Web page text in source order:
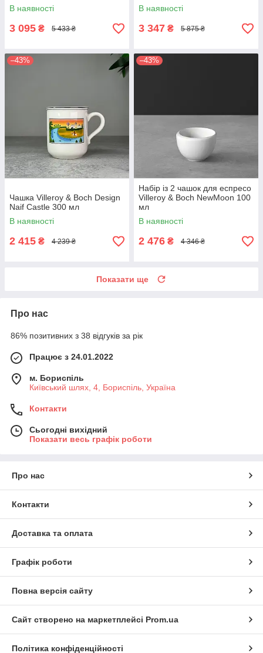
В наявності
3 095 ₴ 5 433 ₴
В наявності
3 347 ₴ 5 875 ₴
–43%
Чашка Villeroy & Boch Design
Naif Castle 300 мл
В наявності
2 415 ₴ 4 239 ₴
–43%
Набір із 2 чашок для еспресо
Villeroy & Boch NewMoon 100
мл
В наявності
2 476 ₴ 4 346 ₴
Показати ще
Про нас
86% позитивних з 38 відгуків за рік
Працює з 24.01.2022
м. Бориспіль
Київський шлях, 4, Бориспіль, Україна
Контакти
Сьогодні вихідний
Показати весь графік роботи
Про нас
Контакти
Доставка та оплата
Графік роботи
Повна версія сайту
Сайт створено на маркетплейсі Prom.ua
Політика конфіденційності